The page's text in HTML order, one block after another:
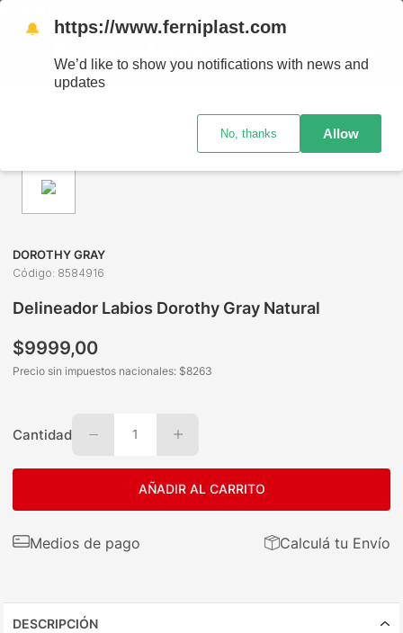
DOROTHY GRAY
Código: 8584916
Delineador Labios Dorothy Gray Natural
$9999,00
Precio sin impuestos nacionales: $8263
Cantidad 1
AÑADIR AL CARRITO
Medios de pago Calculá tu Envío
DESCRIPCIÓN
🔔 https://www.ferniplast.com
We’d like to show you notifications with news and
updates
No, thanks Allow